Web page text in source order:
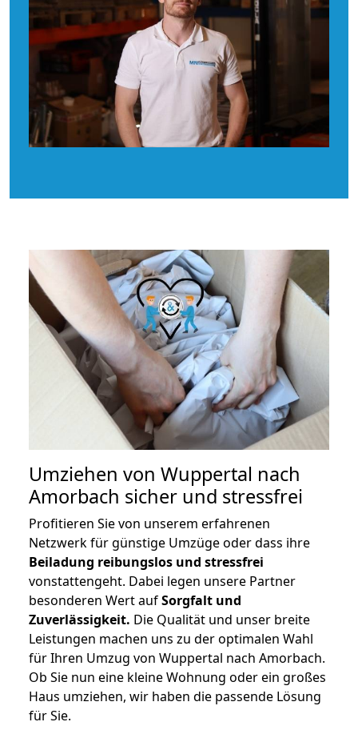
Umziehen von Wuppertal nach
Amorbach sicher und stressfrei
Profitieren Sie von unserem erfahrenen
Netzwerk für günstige Umzüge oder dass ihre
Beiladung reibungslos und stressfrei
vonstattengeht. Dabei legen unsere Partner
besonderen Wert aufSorgfalt und
Zuverlässigkeit. Die Qualität und unser breite
Leistungen machen uns zu der optimalen Wahl
für Ihren Umzug von Wuppertal nach Amorbach.
Ob Sie nun eine kleine Wohnung oder ein großes
Haus umziehen, wir haben die passende Lösung
für Sie.